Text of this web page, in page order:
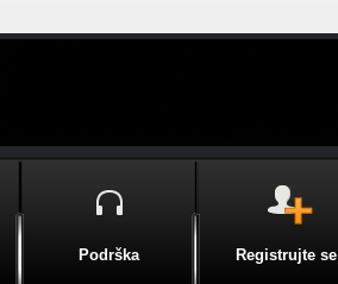
Podrška Registrujte se